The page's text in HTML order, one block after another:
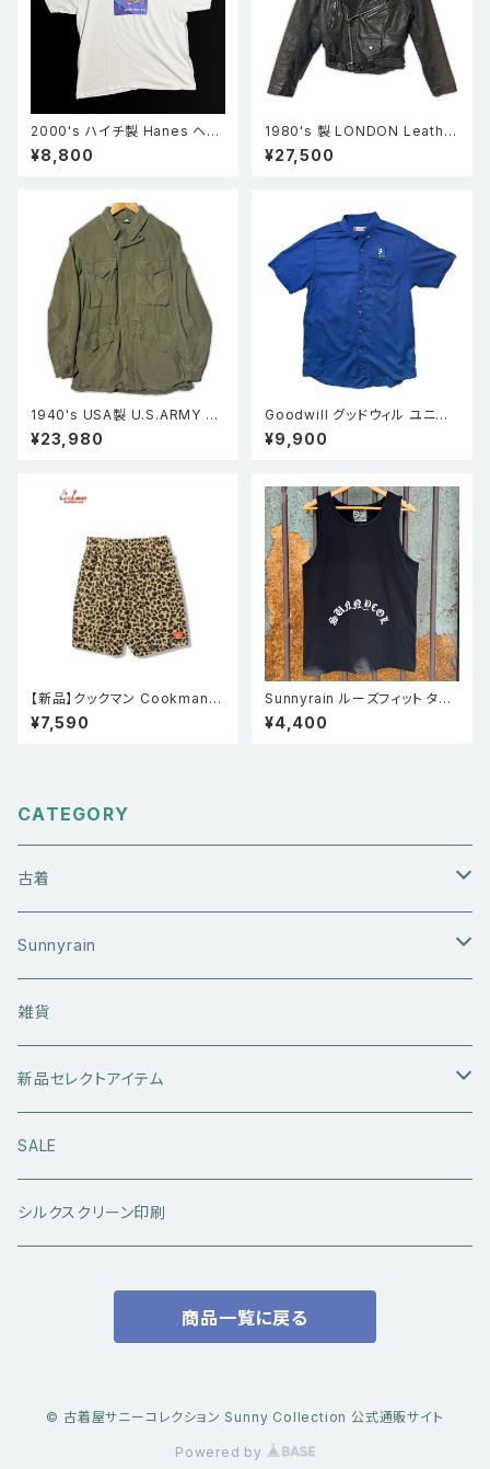
2000's ハイチ製 Hanes ヘイ
ンズ SHAG シャグ KINGS CLA
SSIC2001 Tシャツ 白 2XL
¥8,800
1980's 製 LONDON Leather
wear ショート丈 ダブルレザー
¥27,500
1940's USA製 U.S.ARMY 米
軍実物 M-1943 m43 フィール
¥23,980
Goodwill グッドウィル ユニフォ
ーム 半袖ワークシャツ 青 XL
¥9,900
【新品】クックマン Cookman
シェフパンツ Chef Pants Sho
rt Light Leopard Beige
¥7,590
Sunnyrain ルーズフィット タン
クトップ BLK
¥4,400
CATEGORY
古着
アウターウエア
ライダースジャケット
レザーアウター
トップス
セーター・ニットウエア
長袖シャツ
ボトムス
ジーンズ
ミリタリーパンツ
シューズ
スニーカー
アクセサリー
ブレスレット・バングル
Sunnyrain
Tシャツ
タンクトップ
キャップ・帽子
雑貨
新品セレクトアイテム
アウターウエア
ベトジャン
コラボ商品
帽子・キャップ・ハット
ショートパンツ
Caltop
SALE
シルクスクリーン印刷
商品一覧に戻る
© 古着屋サニーコレクション Sunny Collection 公式通販サイト
Powered by